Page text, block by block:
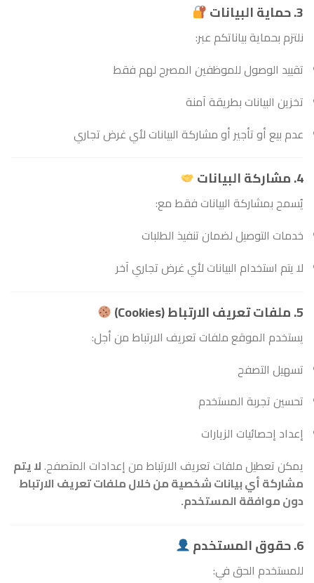
3. حماية البيانات
نلتزم بحماية بياناتكم عبر:
تقييد الوصول للموظفين المصرح لهم فقط
تخزين البيانات بطريقة آمنة
عدم بيع أو تأجير أو مشاركة البيانات لأي غرض تجاري
4. مشاركة البيانات
يُسمح بمشاركة البيانات فقط مع:
خدمات التوصيل لضمان تنفيذ الطلبات
لا يتم استخدام البيانات لأي غرض تجاري آخر
5. ملفات تعريف الارتباط (Cookies)
يستخدم الموقع ملفات تعريف الارتباط من أجل:
تسهيل التصفح
تحسين تجربة المستخدم
إعداد إحصائيات الزيارات
يمكن تعطيل ملفات تعريف الارتباط من إعدادات المتصفح.لا يتم
مشاركة أي بيانات شخصية من خلال ملفات تعريف الارتباط
دون موافقة المستخدم.
6. حقوق المستخدم
للمستخدم الحق في: